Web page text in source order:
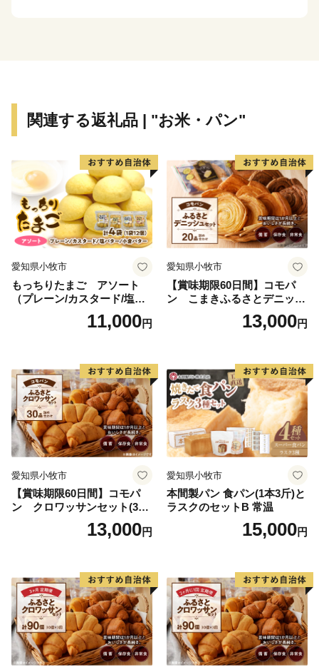
関連する返礼品 | "お米・パン"
愛知県小牧市
もっちりたまご アソート
（プレーン/カスタード/塩バ
ター/小倉バター）11,000円
愛知県小牧市
【賞味期限60日間】コモパ
ン こまきふるさとデニッシ
ュセット（20個入り）／災害
用備蓄 保存食 非常食 防災グ
13,000円
愛知県小牧市
【賞味期限60日間】コモパ
ン クロワッサンセット(30
個入り)／災害用備蓄 保存食
非常食 防災グッズにも
13,000円
愛知県小牧市
本間製パン 食パン(1本3斤)と
ラスクのセットB 常温
15,000円